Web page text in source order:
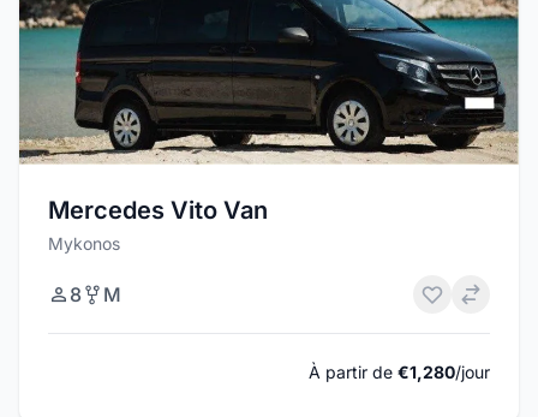
Mercedes Vito Van
Mykonos
8 M
À partir de €1,280/jour